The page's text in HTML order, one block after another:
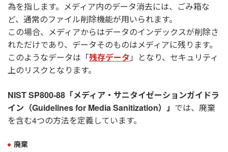
為を指します。メディア内のデータ消去には、ごみ箱な
ど、通常のファイル削除機能が用いられます。
この場合、メディアからはデータのインデックスが削除さ
れただけであり、データそのものはメディアに残ります。
このようなデータは「残存データ 」となり、セキュリティ
上のリスクとなります。
NIST SP800-88「メディア・サニタイゼーションガイドラ
イン（Guidelines for Media Sanitization）」 では、廃棄
を含む4つの方法を定義しています。
廃棄